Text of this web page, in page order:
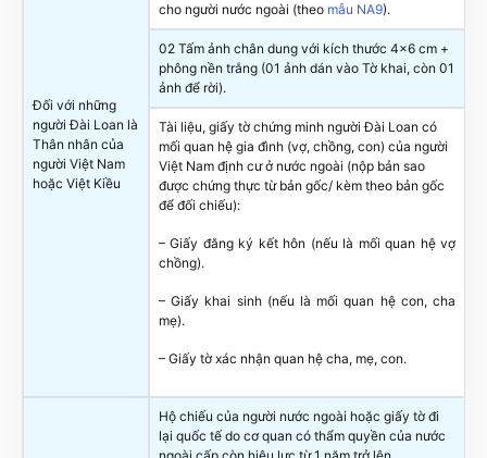
Đối với những
người Đài Loan là
Thân nhân của
người Việt Nam
hoặc Việt Kiều
cho người nước ngoài (theo mẫu NA9).
02 Tấm ảnh chân dung với kích thước 4×6 cm +
phông nền trắng (01 ảnh dán vào Tờ khai, còn 01
ảnh để rời).
Tài liệu, giấy tờ chứng minh người Đài Loan có
mối quan hệ gia đình (vợ, chồng, con) của người
Việt Nam định cư ở nước ngoài (nộp bản sao
được chứng thực từ bản gốc/ kèm theo bản gốc
để đối chiếu):
– Giấy đăng ký kết hôn (nếu là mối quan hệ vợ
chồng).
– Giấy khai sinh (nếu là mối quan hệ con, cha
mẹ).
– Giấy tờ xác nhận quan hệ cha, mẹ, con.
Hộ chiếu của người nước ngoài hoặc giấy tờ đi
lại quốc tế do cơ quan có thẩm quyền của nước